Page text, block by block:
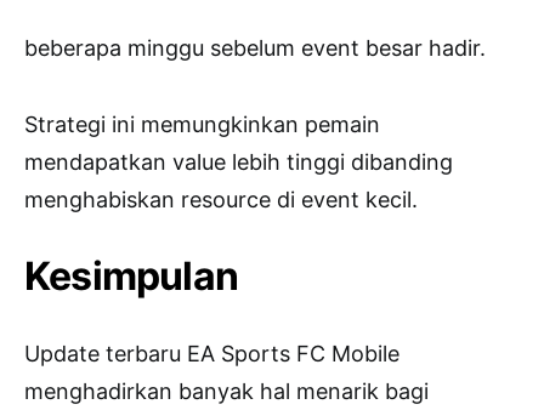
beberapa minggu sebelum event besar hadir.
Strategi ini memungkinkan pemain
mendapatkan value lebih tinggi dibanding
menghabiskan resource di event kecil.
Kesimpulan
Update terbaru EA Sports FC Mobile
menghadirkan banyak hal menarik bagi